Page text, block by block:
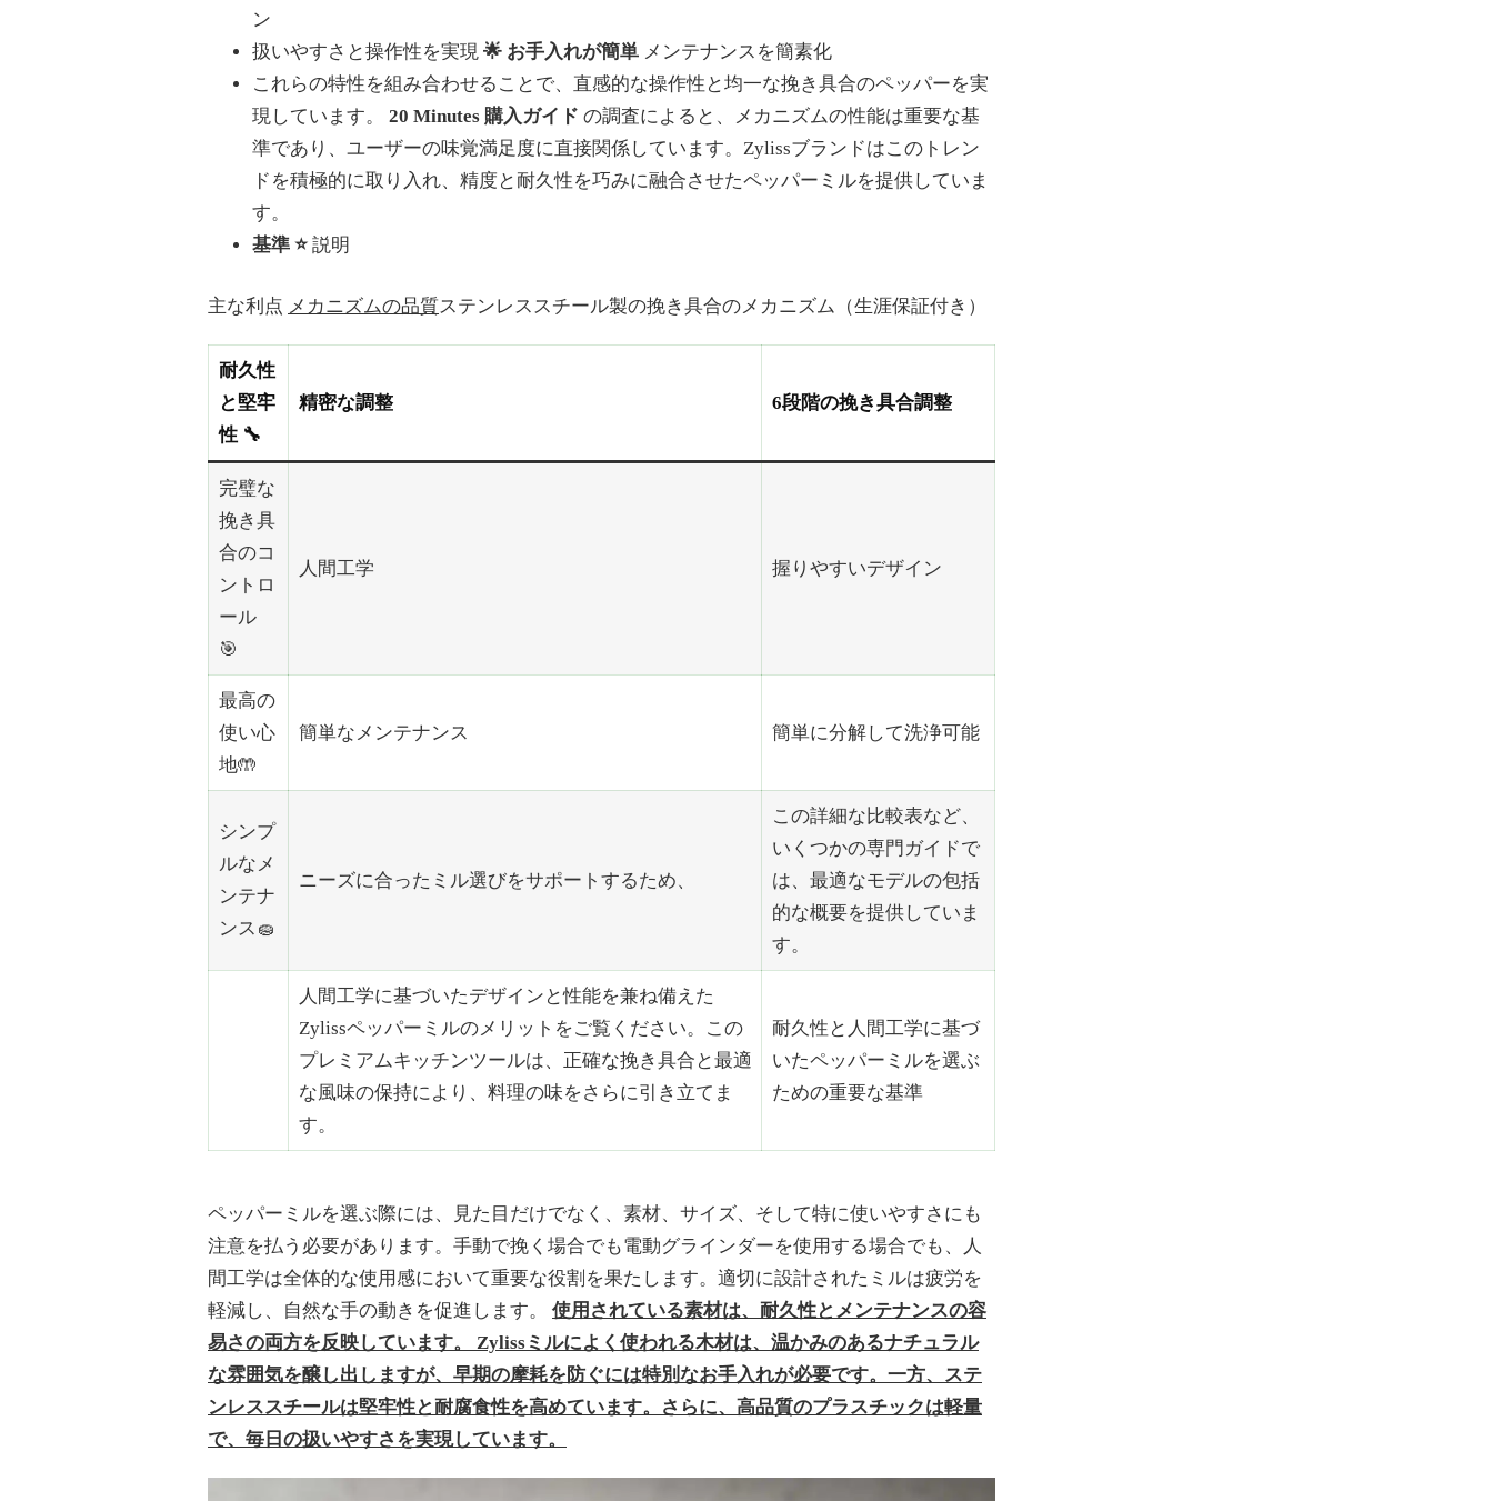
ン
扱いやすさと操作性を実現 🌟 お手入れが簡単 メンテナンスを簡素化
これらの特性を組み合わせることで、直感的な操作性と均一な挽き具合のペッパーを実
現しています。 20 Minutes 購入ガイド の調査によると、メカニズムの性能は重要な基
準であり、ユーザーの味覚満足度に直接関係しています。Zylissブランドはこのトレン
ドを積極的に取り入れ、精度と耐久性を巧みに融合させたペッパーミルを提供していま
す。
基準 ⭐ 説明
主な利点 メカニズムの品質ステンレススチール製の挽き具合のメカニズム（生涯保証付き）
耐久性
と堅牢
性 🔧
精密な調整 6段階の挽き具合調整
完璧な
挽き具
合のコ
ントロ
ール
🎯
人間工学 握りやすいデザイン
最高の
使い心
地🤲
簡単なメンテナンス 簡単に分解して洗浄可能
シンプ
ルなメ
ンテナ
ンス🧽
ニーズに合ったミル選びをサポートするため、
この詳細な比較表など、
いくつかの専門ガイドで
は、最適なモデルの包括
的な概要を提供していま
す。
人間工学に基づいたデザインと性能を兼ね備えた
Zylissペッパーミルのメリットをご覧ください。この
プレミアムキッチンツールは、正確な挽き具合と最適
な風味の保持により、料理の味をさらに引き立てま
す。
耐久性と人間工学に基づ
いたペッパーミルを選ぶ
ための重要な基準
ペッパーミルを選ぶ際には、見た目だけでなく、素材、サイズ、そして特に使いやすさにも
注意を払う必要があります。手動で挽く場合でも電動グラインダーを使用する場合でも、人
間工学は全体的な使用感において重要な役割を果たします。適切に設計されたミルは疲労を
軽減し、自然な手の動きを促進します。 使用されている素材は、耐久性とメンテナンスの容
易さの両方を反映しています。 Zylissミルによく使われる木材は、温かみのあるナチュラル
な雰囲気を醸し出しますが、早期の摩耗を防ぐには特別なお手入れが必要です。一方、ステ
ンレススチールは堅牢性と耐腐食性を高めています。さらに、高品質のプラスチックは軽量
で、毎日の扱いやすさを実現しています。